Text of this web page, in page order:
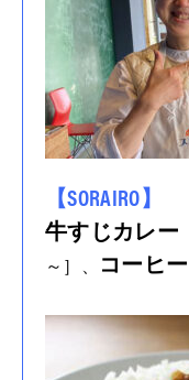
【SORAIRO】
牛すじカレー
～］、
コーヒー